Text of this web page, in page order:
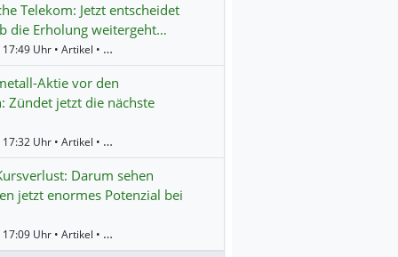
Telekom: Jetzt entscheidet
die Erholung weitergeht…
Gestern 17:49 Uhr • Artikel • BörsenNEWS.de
Aktie vor den
Zündet jetzt die nächste
Gestern 17:32 Uhr • Artikel • BörsenNEWS.de
Darum sehen
jetzt enormes Potenzial bei
Gestern 17:09 Uhr • Artikel • BörsenNEWS.de